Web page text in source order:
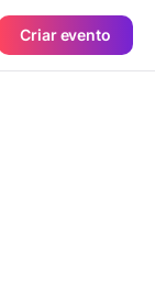
Criar evento